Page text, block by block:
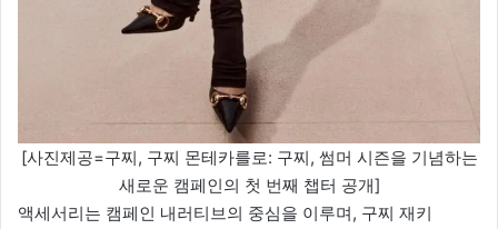
[사진제공=구찌, 구찌 몬테카를로: 구찌, 썸머 시즌을 기념하는
새로운 캠페인의 첫 번째 챕터 공개]
액세서리는 캠페인 내러티브의 중심을 이루며, 구찌 재키